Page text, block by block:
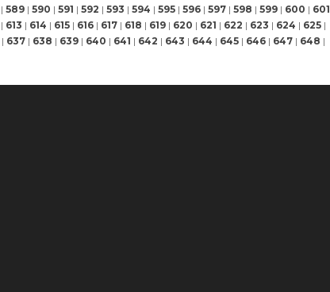
| 589 | 590 | 591 | 592 | 593 | 594 | 595 | 596 | 597 | 598 | 599 | 600 | 601
| 613 | 614 | 615 | 616 | 617 | 618 | 619 | 620 | 621 | 622 | 623 | 624 | 625 |
| 637 | 638 | 639 | 640 | 641 | 642 | 643 | 644 | 645 | 646 | 647 | 648 |